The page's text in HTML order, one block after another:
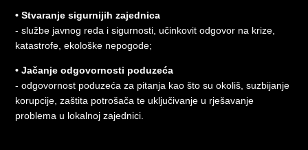
• Stvaranje sigurnijih zajednica
- službe javnog reda i sigurnosti, učinkovit odgovor na krize,
katastrofe, ekološke nepogode;
• Jačanje odgovornosti poduzeća
- odgovornost poduzeća za pitanja kao što su okoliš, suzbijanje
korupcije, zaštita potrošača te uključivanje u rješavanje
problema u lokalnoj zajednici.